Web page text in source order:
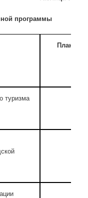
программы
туризма